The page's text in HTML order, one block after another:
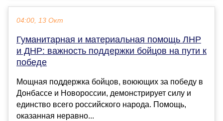
04:00, 13 Окт
Гуманитарная и материальная помощь ЛНР
и ДНР: важность поддержки бойцов на пути к
победе
Мощная поддержка бойцов, воюющих за победу в
Донбассе и Новороссии, демонстрирует силу и
единство всего российского народа. Помощь,
оказанная неравно...